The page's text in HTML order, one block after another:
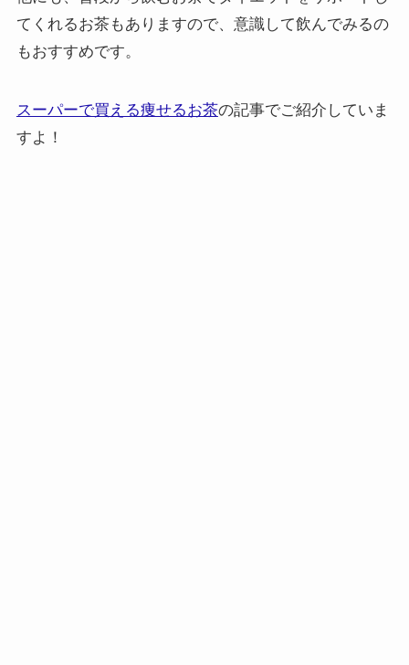
てくれるお茶もありますので、意識して飲んでみるの
もおすすめです。
スーパーで買える痩せるお茶の記事でご紹介していま
すよ！